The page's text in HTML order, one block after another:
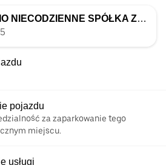
SPÓŁKA Z OGRANICZONĄ ODPOWIEDZIALNOŚCIĄ
pojazdu
za zaparkowanie tego
miejscu.
usługi